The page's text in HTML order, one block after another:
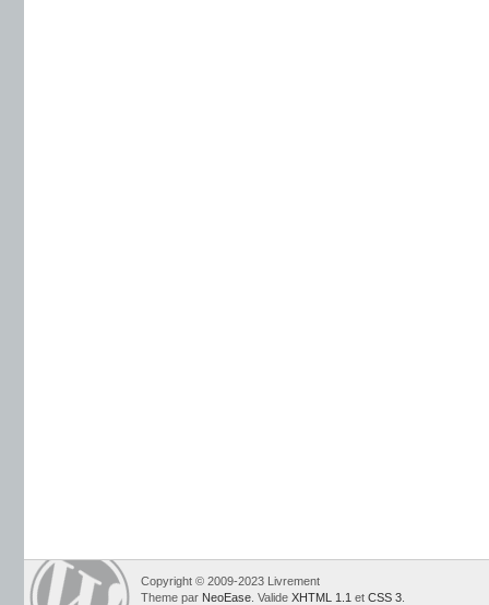
Copyright © 2009-2023 Livrement
Theme par NeoEase . Valide XHTML 1.1 et CSS 3